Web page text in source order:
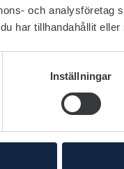
och analysföretag
har tillhandahållit
Inställningar